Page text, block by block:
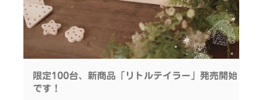
◆収納引き出し
引き出しは仕切り付きの二段タイプ！ 仕切り付きト
レーは単体でも○
インテリアにこだわりたいおうちの方の想いと、 い
つでも遊びたいお子さまの気持ち。
限定100台、新商品「リトルテイラー」発売開始
です！